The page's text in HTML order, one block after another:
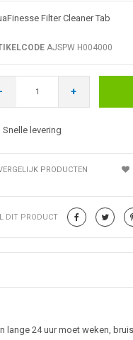
Filter Cleaner Tab
AJSPW H004000
- +
Snelle levering
PRODUCTEN
DIT PRODUCT
24 uur moet weken,